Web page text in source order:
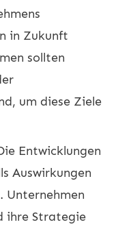
in Zukunft
sollten
um diese Ziele
Entwicklungen
Auswirkungen
Unternehmen
ihre Strategie